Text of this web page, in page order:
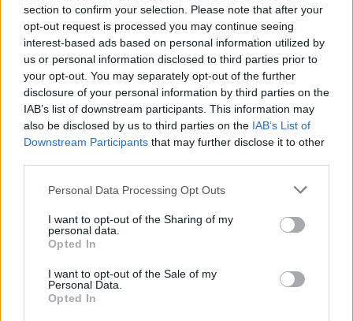
section to confirm your selection. Please note that after your
opt-out request is processed you may continue seeing
interest-based ads based on personal information utilized by
us or personal information disclosed to third parties prior to
your opt-out. You may separately opt-out of the further
disclosure of your personal information by third parties on the
IAB’s list of downstream participants. This information may
also be disclosed by us to third parties on the IAB’s List of
Downstream Participants that may further disclose it to other
Personal Data Processing Opt Outs
I want to opt-out of the Sharing of my
personal data.
Opted In
I want to opt-out of the Sale of my
Personal Data.
Opted In
Chérie, tu joues à quoi?
La vie pourrait être si géniale
Mais on est là à traverser ces phases
Je ne pense pas que je vais pouvoir te changer